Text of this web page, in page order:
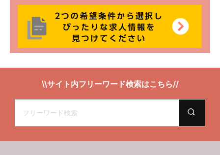
\\サイト内フリーワード検索はこちら//